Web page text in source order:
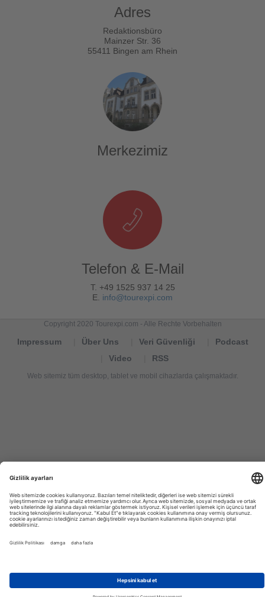
Adres
Redaktionsbüro
Mainzer Str. 36
55411 Bingen am Rhein
Merkezimiz
Telefon & E-Mail
T. +49 1525 937 14 25
E. info@tourexpi.com
Copyright 2020 Tourexpi.com - Alle Rechte Vorbehalten
Impressum Über Uns Veri Güvenliği
Podcast
Video
RSS
Web sitemiz tüm desktop, tablet ve mobil cihazlarda çalışmaktadır.
turismo,
Tourismus
Nachrichten,
новости
туризма,
travel
international
tourism